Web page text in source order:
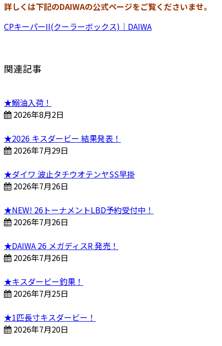
詳しくは下記のDAIWAの公式ページをご覧くださいませ。
CPキーパーII(クーラーボックス)｜DAIWA
関連記事
★鰯油入荷！
2026年8月2日
★2026 キスダービー 結果発表！
2026年7月29日
★ダイワ 波止タチウオテンヤSS早掛
2026年7月26日
★NEW! 26トーナメントLBD予約受付中！
2026年7月26日
★DAIWA 26 メガディスR 発売！
2026年7月26日
★キスダービー釣果！
2026年7月25日
★1匹長寸キスダービー！
2026年7月20日